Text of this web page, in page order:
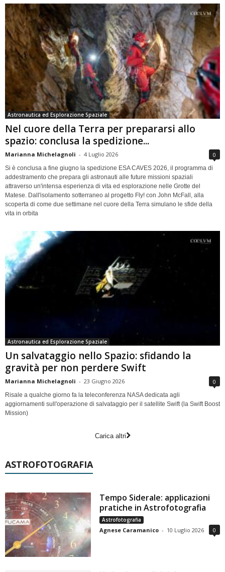
Astronautica ed Esplorazione Spaziale
Nel cuore della Terra per prepararsi allo
spazio: conclusa la spedizione...
Marianna Michelagnoli - 4 Luglio 2026 0
Si è conclusa a fine giugno la spedizione ESA CAVES 2026, il programma di
addestramento che prepara gli astronauti alle future missioni spaziali
attraverso un'intensa esperienza di vita ed esplorazione nelle Grotte del
Matese. Dall'isolamento sotterraneo al progetto Fly! con John McFall, alla
scoperta di come due settimane nel cuore della Terra simulano le sfide della
vita in orbita
Astronautica ed Esplorazione Spaziale
Un salvataggio nello Spazio: sfidando la
gravità per non perdere Swift
Marianna Michelagnoli - 23 Giugno 2026 0
Risale a qualche giorno fa la teleconferenza NASA dedicata agli
aggiornamenti sull'operazione di salvataggio per il satellite Swift (la Swift Boost
Mission)
Carica altri
ASTROFOTOGRAFIA
Tempo Siderale: applicazioni
pratiche in Astrofotografia
Astrofotografia
Agnese Caramanico - 10 Luglio 2026 0